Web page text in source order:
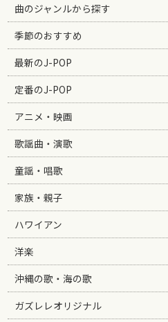
曲のジャンルから探す
季節のおすすめ
最新のJ-POP
定番のJ-POP
アニメ・映画
歌謡曲・演歌
童謡・唱歌
家族・親子
ハワイアン
洋楽
沖縄の歌・海の歌
ガズレレオリジナル